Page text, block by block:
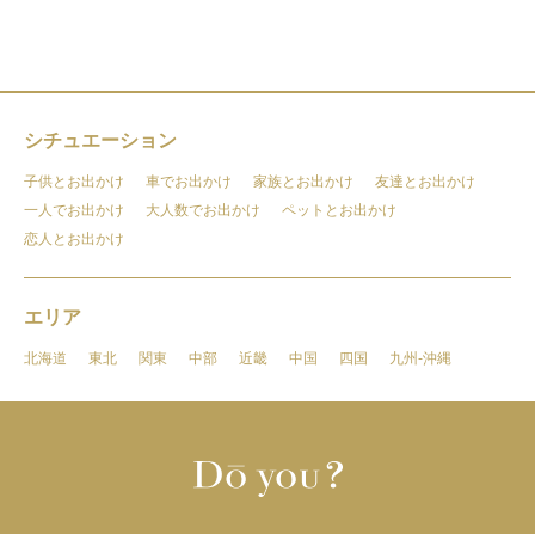
シチュエーション
子供とお出かけ 車でお出かけ 家族とお出かけ
友達とお出かけ
一人でお出かけ
大人数でお出かけ
ペットとお出かけ
恋人とお出かけ
エリア
北海道 東北 関東 中部 近畿 中国 四国 九州-沖縄